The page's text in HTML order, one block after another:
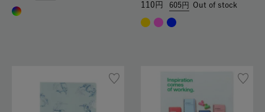
605
110 Out of stock